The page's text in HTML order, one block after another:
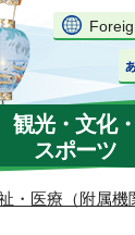
観光・文化・
スポーツ
・医療（附属機